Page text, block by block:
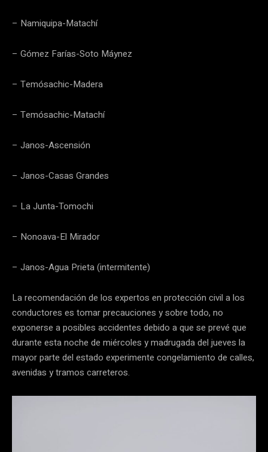
– Namiquipa-Matachí
– Gómez Farías-Soto Máynez
– Temósachic-Madera
– Temósachic-Matachí
– Janos-Ascensión
– Janos-Casas Grandes
– La Junta-Tomochi
– Nonoava-El Mirador
– Janos-Agua Prieta (intermitente)
La recomendación de los expertos en protección civil a los
conductores es tomar precauciones y sobre todo, no
exponerse a posibles accidentes debido a que se prevé que
durante esta noche de miércoles y madrugada del jueves la
mayor parte del estado experimente congelamiento de calles,
avenidas y tramos carreteros.